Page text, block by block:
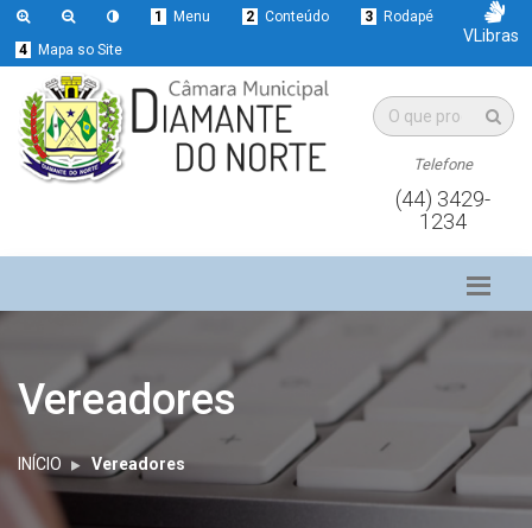
1 Menu 2 Conteúdo 3
Rodapé
4
Mapa so Site
VLibras
Telefone
(44) 3429-
1234
Vereadores
INÍCIO Vereadores